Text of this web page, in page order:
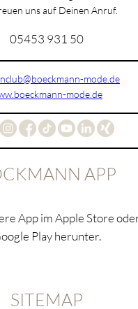
uns auf Deinen Anruf.
05453 931 50
mode.de
mode.de
APP
App im Apple Store
Play herunter.
SITEMAP